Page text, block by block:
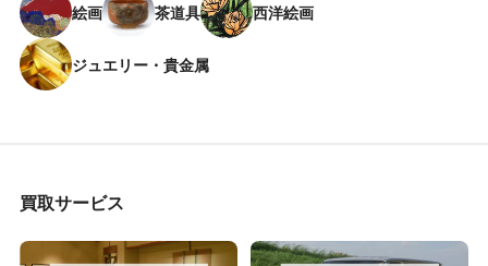
絵画 茶道具 西洋絵画
ジュエリー・貴金属
買取サービス